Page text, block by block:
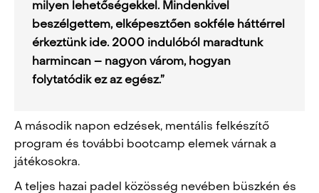
milyen lehetőségekkel. Mindenkivel
beszélgettem, elképesztően sokféle háttérrel
érkeztünk ide. 2000 indulóból maradtunk
harmincan – nagyon várom, hogyan
folytatódik ez az egész.”
A második napon edzések, mentális felkészítő
program és további bootcamp elemek várnak a
játékosokra.
A teljes hazai padel közösség nevében büszkén és